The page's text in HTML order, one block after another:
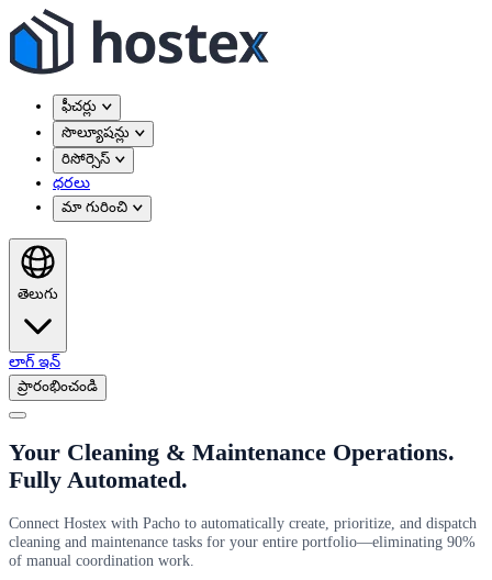
ఫీచర్లు
సొల్యూషన్లు
రిసోర్సెస్
ధరలు
మా గురించి
తెలుగు
లాగ్ ఇన్
ప్రారంభించండి
Your Cleaning & Maintenance Operations.
Fully Automated.
Connect Hostex with Pacho to automatically create, prioritize, and dispatch
cleaning and maintenance tasks for your entire portfolio—eliminating 90%
of manual coordination work.